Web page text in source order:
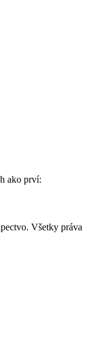
ako prví:
Všetky práva